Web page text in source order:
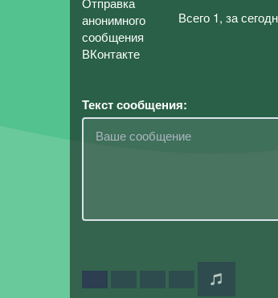
Всего 1, за
Текст сообщения: